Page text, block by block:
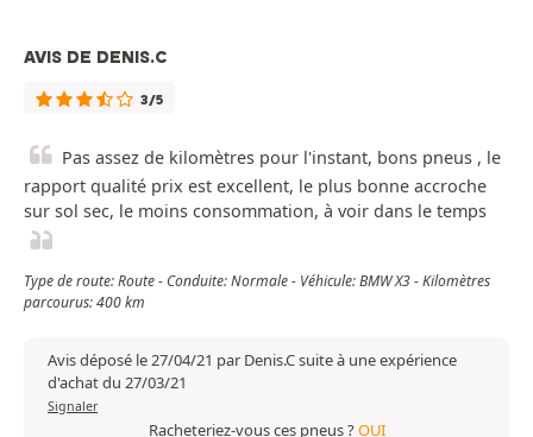
AVIS DE DENIS.C
3/5
Pas assez de kilomètres pour l'instant, bons pneus , le
rapport qualité prix est excellent, le plus bonne accroche
sur sol sec, le moins consommation, à voir dans le temps
Type de route: Route - Conduite: Normale - Véhicule: BMW X3 - Kilomètres
parcourus: 400 km
Avis déposé le 27/04/21 par Denis.C suite à une expérience
d'achat du 27/03/21
Signaler
Racheteriez-vous ces pneus ?OUI